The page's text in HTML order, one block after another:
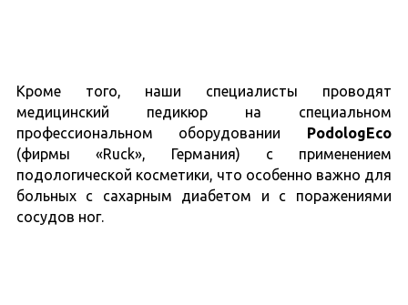
Кроме того, наши специалисты проводят
медицинский педикюр на специальном
профессиональном оборудовании PodologEco
(фирмы «Ruck», Германия) с применением
подологической косметики, что особенно важно для
больных с сахарным диабетом и с поражениями
сосудов ног.